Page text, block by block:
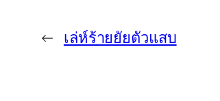
← เล่ห์ร้ายยัยตัวแสบ